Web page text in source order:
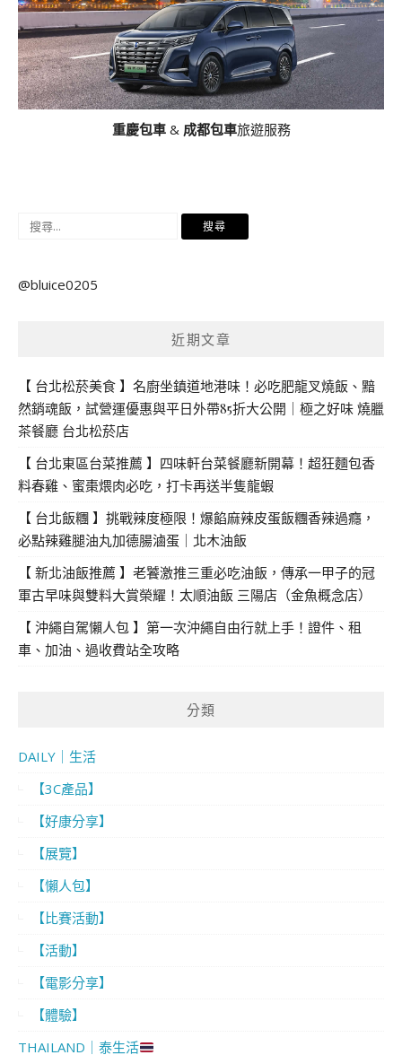
重慶包車& 成都包車旅遊服務
搜
鍵
@bluice0205
近期文章
【 台北松菸美食 】名廚坐鎮道地港味！必吃肥龍叉燒飯、黯
然銷魂飯，試營運優惠與平日外帶85折大公開｜極之好味 燒臘
茶餐廳 台北松菸店
【 台北東區台菜推薦 】四味軒台菜餐廳新開幕！超狂麵包香
料春雞、蜜棗煨肉必吃，打卡再送半隻龍蝦
【 台北飯糰 】挑戰辣度極限！爆餡麻辣皮蛋飯糰香辣過癮，
必點辣雞腿油丸加德腸滷蛋｜北木油飯
【 新北油飯推薦 】老饕激推三重必吃油飯，傳承一甲子的冠
軍古早味與雙料大賞榮耀！太順油飯 三陽店（金魚概念店）
【 沖繩自駕懶人包 】第一次沖繩自由行就上手！證件、租
車、加油、過收費站全攻略
分類
DAILY｜生活
【3C產品】
【好康分享】
【展覽】
【懶人包】
【比賽活動】
【活動】
【電影分享】
【體驗】
THAILAND｜泰生活